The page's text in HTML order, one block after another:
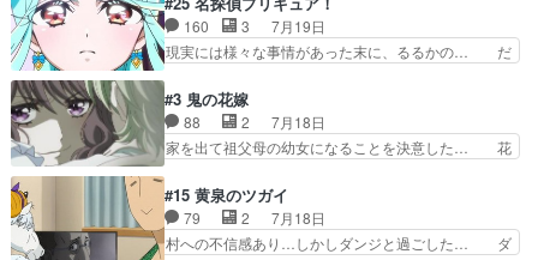
母親を失い、アウェーの… ３話の地味に好きポイ
ントは、冒頭でララが… ボクシング部部員たちの
設定を公開！辻さん…
んと源くん、類くんのお買い物シーン… ３話にし
てもう普通に物語が楽しみになっち… 類くんの将
来の夢が微笑ましいまだまだ甘え… 前髪ぱっつん
活するようになってからの話… 最後の「かわい
い」の破壊力よ…あれは成田… 糸と4人の弟の関
わり方がどう変化していく…
160 3
7月19日
現実には様々な事情があった末に、るるかの… だ
レール編の始まり、エリザさんの回で「… 「マジ
ラ」と言えば同時上映の「公タロウ」… キュアエ
クレールはやっぱりくれあだったか… エクレール
は誰だ編、遂に答え合わせの時だ… これで自分も
の何もない日常※もっと密着… LIMITかも知れな
い。キュアエクレール… ・解決編、完全に前4話
で謎解きさせるスタ…
#3 鬼の花嫁
88 2
7月18日
家を出て祖父母の幼女になることを決意した… 花
コミどころが多すぎてある意味おもしろ… 胸が凄
くスカッっとしたずっと苦痛を伴って… 祖父母に
人の心があってよかった。それにし… 柚子が家族
と決別する回柚子を傷つけた瑶太… 今期のアニメ
#15 黄泉のツガイ
79 2
7月18日
村への不信感あり…しかしダンジと過ごした… ダ